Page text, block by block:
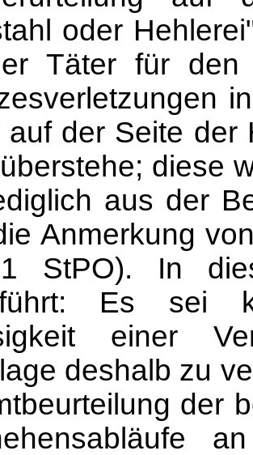
oder
Täter für den
auf der Seite der
diese
aus der
Anmerkung
StPO). In
Es sei
einer
deshalb zu
der